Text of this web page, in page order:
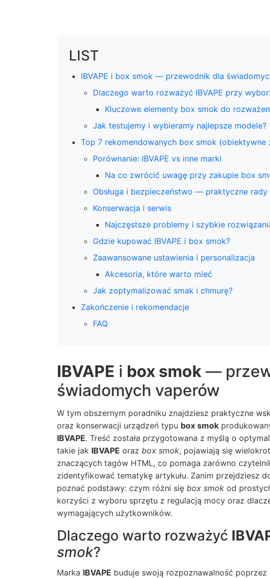
LIST
IBVAPE i box smok — przewodnik dla
Dlaczego warto rozważyć IBVAPE przy
Kluczowe elementy box smok do
Jak testujemy i wybieramy najlepsze modele?
Top 7 rekomendowanych box smok (obiektywne
Porównanie: IBVAPE vs inne marki
Na co zwrócić uwagę przy zakupie box
Obsługa i bezpieczeństwo — praktyczne rady
Konserwacja i serwis
Najczęstsze problemy i szybkie
Gdzie kupować IBVAPE i box smok?
Zaawansowane ustawienia i personalizacja
Akcesoria, które warto mieć
Jak zoptymalizować smak i chmurę?
Zakończenie i rekomendacje
FAQ
IBVAPE i box smok —
świadomych vaperów
W tym obszernym poradniku znajdziesz praktyczne
oraz konserwacji urządzeń typu box smok
IBVAPE. Treść została przygotowana z myślą o
takie jak IBVAPE oraz box smok, pojawiają się
znaczących tagów HTML, co pomaga zarówno
zidentyfikować tematykę artykułu. Zanim przejdziesz
poznać podstawy: czym różni się box smok od
korzyści z wyboru sprzętu z regulacją mocy oraz
wymagających użytkowników.
Dlaczego warto rozważyć
smok?
Marka IBVAPE buduje swoją rozpoznawalność